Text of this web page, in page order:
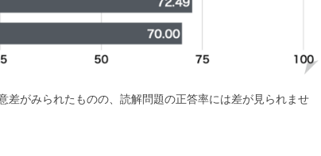
差がみられたものの、読解問題の正答率には差が見られませ